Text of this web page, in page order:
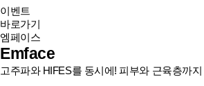
이벤트
바로가기
엠페이스
Emface
고주파와 HIFES를 동시에! 피부와 근육층까지